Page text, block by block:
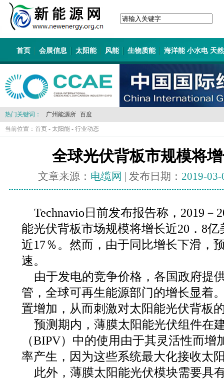
首页 会展信息 太阳能 风能 生物质能 海洋能 小水电 天
热门关键词： 广州能源所 百度
当前位置： 首页 - 太阳能 - 行业动态
全球光伏背板市规模将
文章来源： 电缆网 | 发布日期： 2019-03-
Technavio日前发布报告称，2019－
能光伏背板市场规模将增长近20．8
近17％。然而，由于同比增长下滑，
速。
由于发电的竞争价格，各国政府提
管，全球可再生能源部门的增长显着
置增加，从而刺激对太阳能光伏背板
预测期内，薄膜太阳能光伏组件在
（BIPV）中的使用由于其灵活性而
率产生，因为这些系统最大化接收太
此外，薄膜太阳能光伏模块需要具